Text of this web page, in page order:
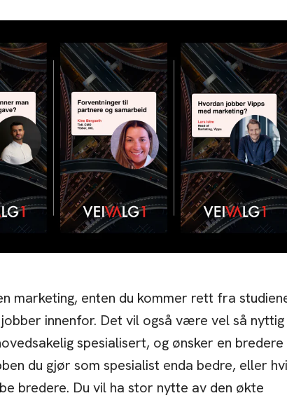
marketing, enten du kommer rett fra
innenfor. Det vil også være vel så nyttig
spesialisert, og ønsker en bredere
du gjør som spesialist enda bedre, eller
bredere. Du vil ha stor nytte av den økte